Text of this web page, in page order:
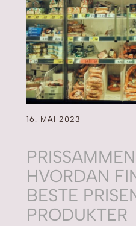
16. MAI 2023
HVORDAN
BESTE
PRODUKTER